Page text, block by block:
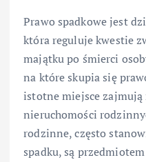
Prawo spadkowe jest
która reguluje kwestie
majątku po śmierci
na które skupia się
istotne miejsce zajmują
nieruchomości
rodzinne, często
spadku, są